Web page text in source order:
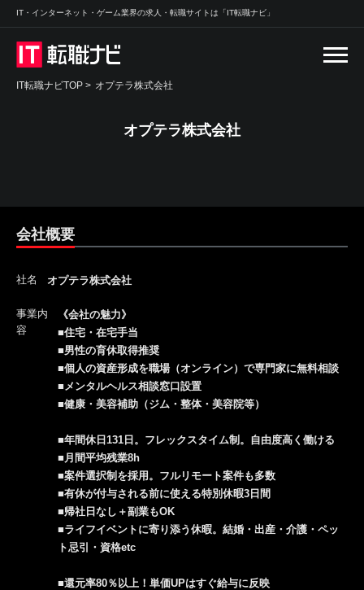
IT・インターネット・ゲーム業界の求人・転職サイトは「IT転職ナビ」
IT転職ナビTOP > オプテラ株式会社
オプテラ株式会社
会社概要
社名 オプテラ株式会社
事業内
容
《会社の魅力》
■住宅・在宅手当
■男性の育休取得推奨
■個人の資産形成を職場（オンライン）で専門家に無料相談
■メンタルヘルス相談窓口設置
■健康・美容補助（ジム・整体・美容院等）
■年間休日131日。フレックスタイム制。自由度高く働ける
■月間平均残業8h
■案件選択制を採用。フルリモート案件も多数
■有休が付与される前に使える特別休暇3日間
■帰社日なし＋副業もOK
■ライフイベントに寄り添う休暇。結婚・出産・介護・ペッ
ト忌引・資格etc
■還元率80％以上！単価UPはすぐ給与に反映